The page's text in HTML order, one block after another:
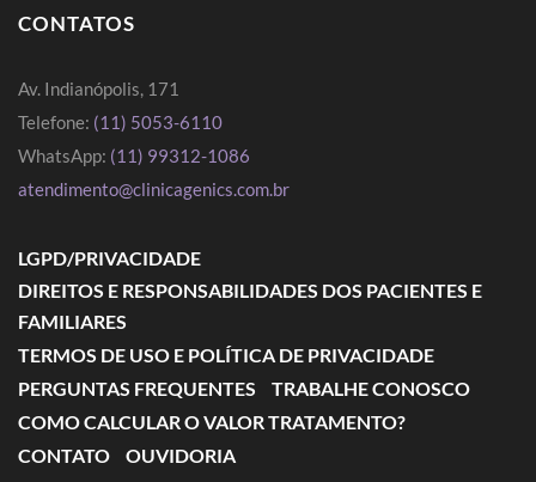
CONTATOS
Av. Indianópolis, 171
Telefone: (11) 5053-6110
WhatsApp: (11) 99312-1086
atendimento@clinicagenics.com.br
LGPD/PRIVACIDADE
DIREITOS E RESPONSABILIDADES DOS PACIENTES E
FAMILIARES
TERMOS DE USO E POLÍTICA DE PRIVACIDADE
PERGUNTAS FREQUENTES
TRABALHE CONOSCO
COMO CALCULAR O VALOR TRATAMENTO?
CONTATO
OUVIDORIA